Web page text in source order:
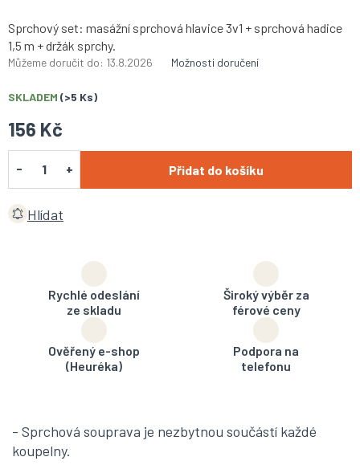
156 Kč
SKLADEM (>5 Ks)
Můžeme doručit do: 13.8.2026 Možnosti doručení
Přidat do košíku
Sprchový set: masážní sprchová hlavice 3v1 + sprchová hadice
1,5 m + držák sprchy.
Hlídat
Rychlé odeslání
ze skladu
Široký výběr za
férové ceny
Ověřený e-shop
(Heuréka)
Podpora na
telefonu
- Sprchová souprava je nezbytnou součástí každé
koupelny.